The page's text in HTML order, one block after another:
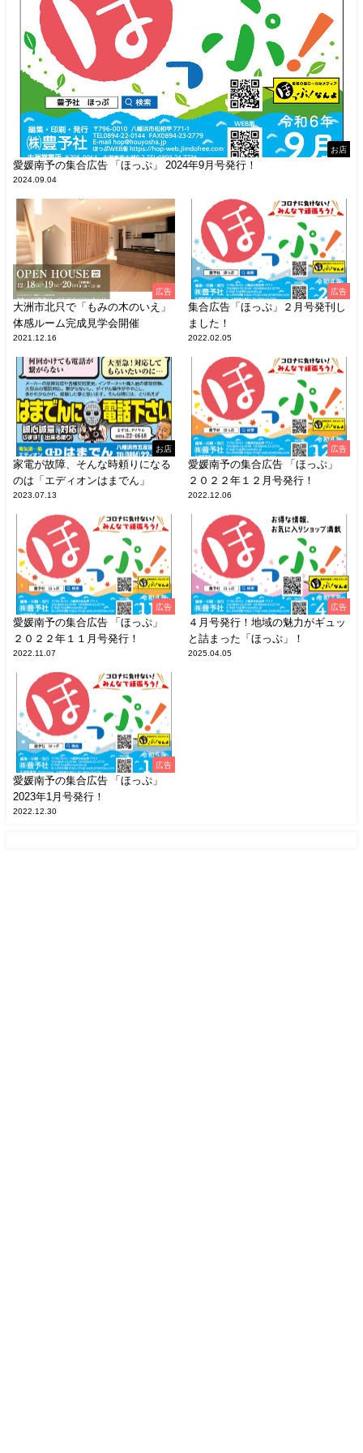
お店
愛媛南予の集合広告 「ほっぷ」 2024年9月号発行！
2024.09.04
広告
大洲市北只で「もみの木のいえ」
体感ルーム完成見学会開催
2021.12.16
広告
集合広告「ほっぷ」２月号発刊し
ました！
2022.02.05
お店
家電が故障、そんな時頼りになる
のは「エディオンはまでん」
2023.07.13
広告
愛媛南予の集合広告 「ほっぷ」
２０２２年１２月号発行！
2022.12.06
広告
愛媛南予の集合広告 「ほっぷ」
２０２２年１１月号発行！
2022.11.07
広告
４月号発行！地域の魅力がギュッ
と詰まった「ほっぷ」！
2025.04.05
広告
愛媛南予の集合広告 「ほっぷ」
2023年1月号発行！
2022.12.30